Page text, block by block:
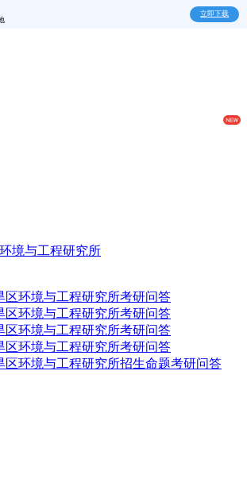
立即下载
区环境与工程研究所考研问答
区环境与工程研究所考研问答
区环境与工程研究所考研问答
区环境与工程研究所考研问答
区环境与工程研究所招生命题考研问答